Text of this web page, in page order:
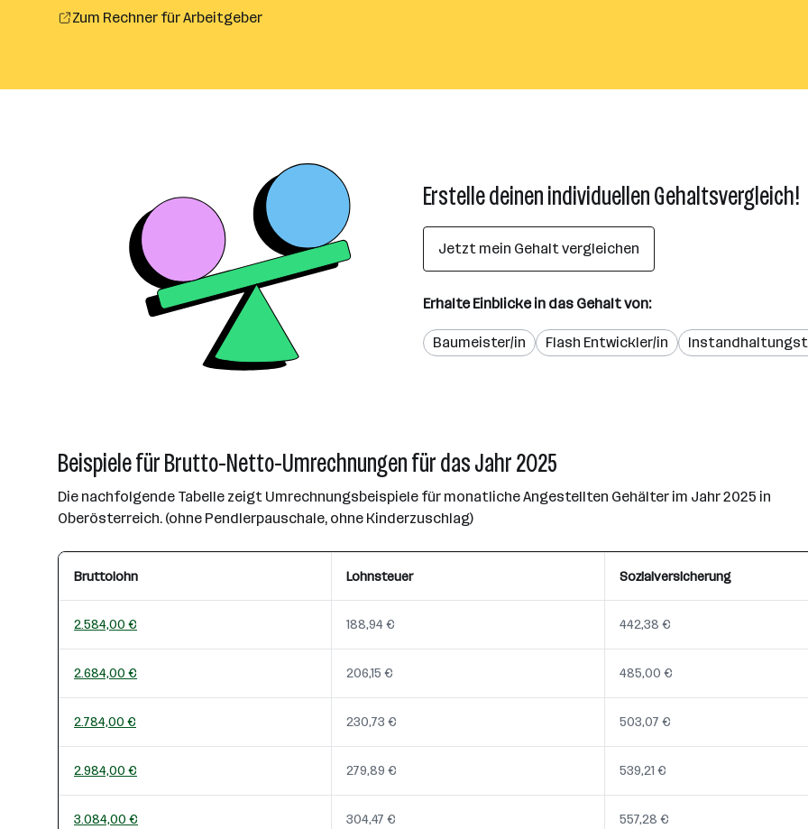
Zum Rechner für Arbeitgeber
Erstelle deinen individuellen Gehaltsvergleich!
Jetzt mein Gehalt vergleichen
Erhalte Einblicke in das Gehalt von:
Baumeister/in Flash Entwickler/in
Beispiele für Brutto-Netto-Umrechnungen für das Jahr 2025
Die nachfolgende Tabelle zeigt Umrechnungsbeispiele für monatliche Angestellten Gehälter im Jahr 2025 in
Oberösterreich. (ohne Pendlerpauschale, ohne Kinderzuschlag)
Bruttolohn Lohnsteuer Sozialversicherung
2.584,00 € 188,94 € 442,38 €
2.684,00 € 206,15 € 485,00 €
2.784,00 € 230,73 € 503,07 €
2.984,00 € 279,89 € 539,21 €
3.084,00 € 304,47 € 557,28 €